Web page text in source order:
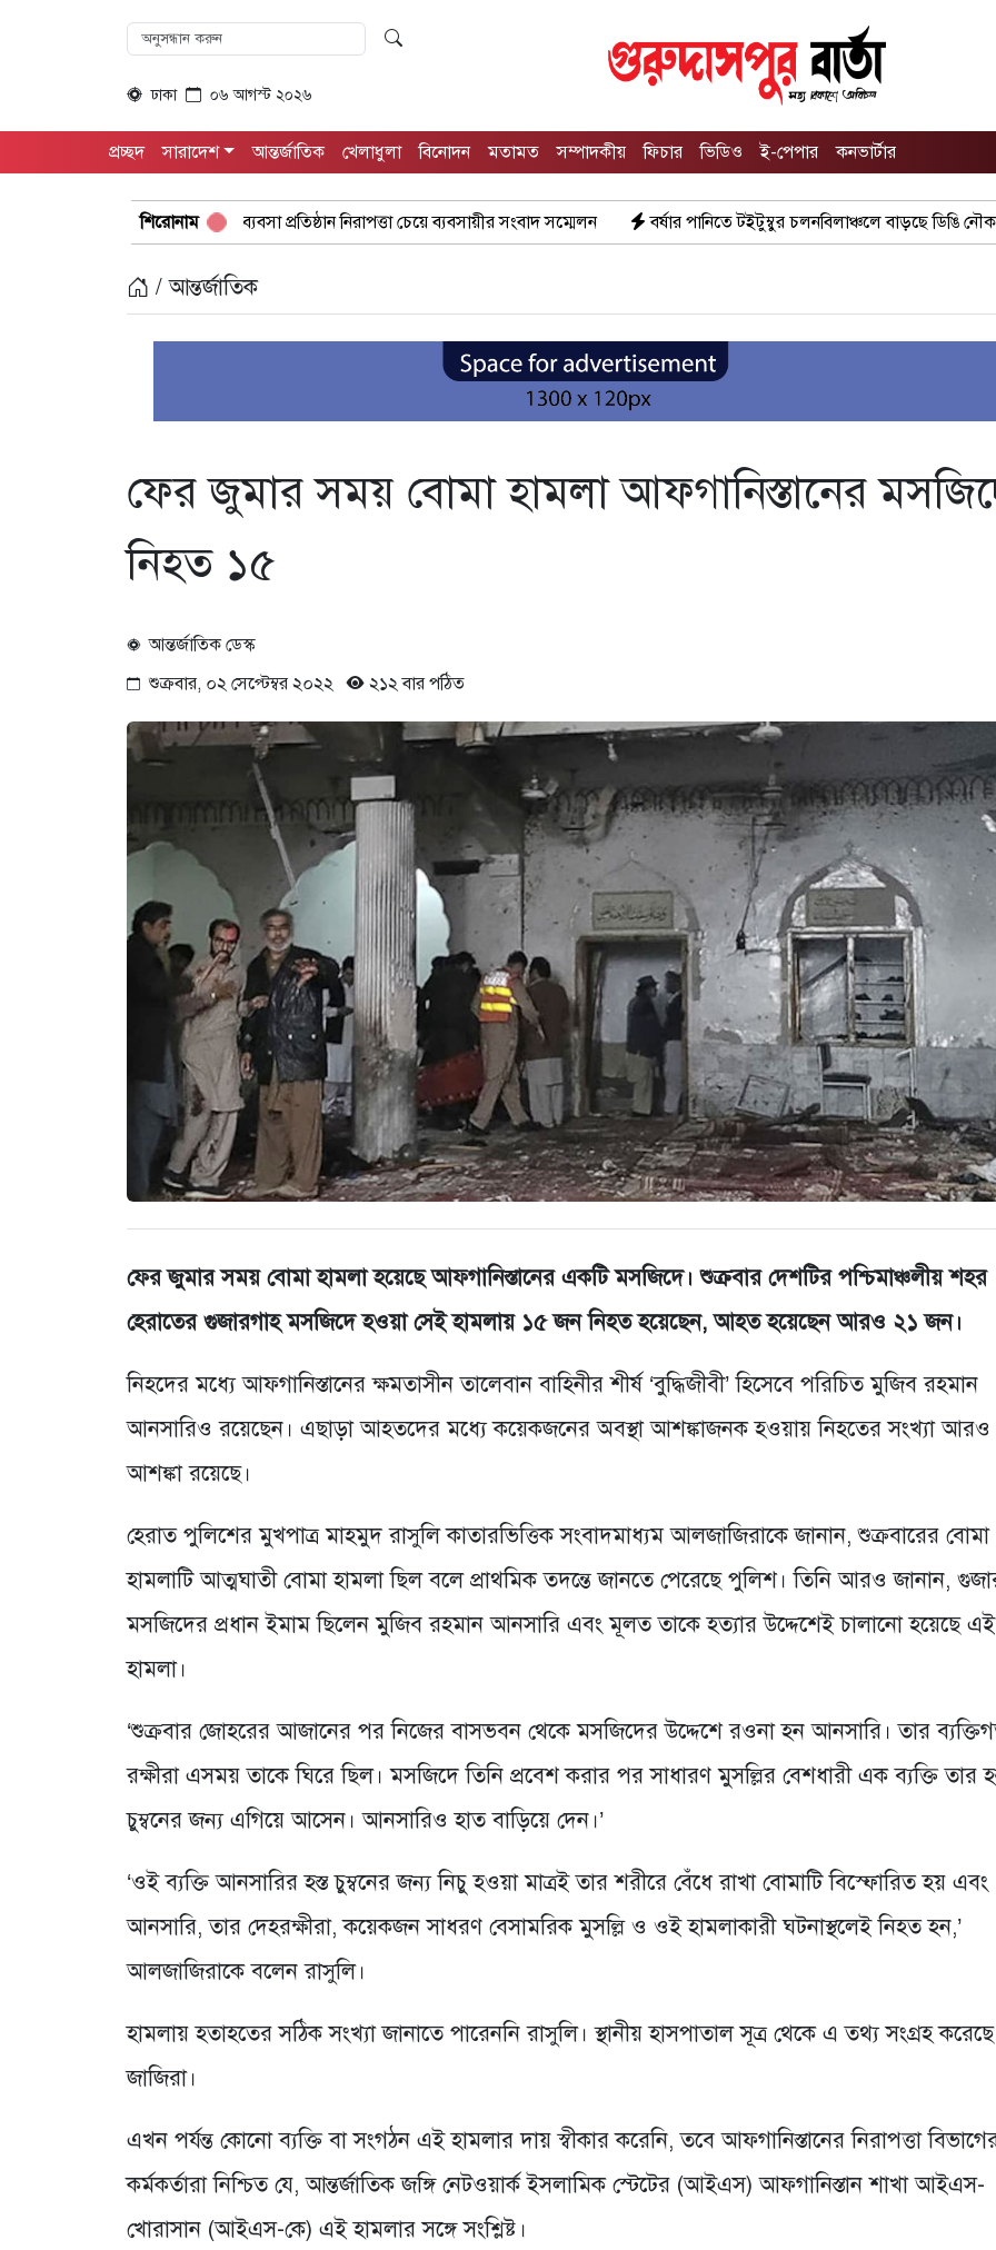
ঢাকা ০৬ আগস্ট ২০২৬
প্রচ্ছদ সারাদেশ আন্তর্জাতিক খেলাধুলা বিনোদন মতামত সম্পাদকীয় ফিচার ভিডিও ই-পেপার কনভার্টার
শিরোনাম
অনিরাপদ ব্যবসা প্রতিষ্ঠান নিরাপত্তা চেয়ে ব্যবসায়ীর সংবাদ সম্মেলন বর্ষার পানিতে টইটুম্বুর চলনবিলাঞ্চলে বাড়ছে ডিঙি নৌকার চাহিদা
/ আন্তর্জাতিক
ফের জুমার সময় বোমা হামলা আফগানিস্তানের
নিহত ১৫
আন্তর্জাতিক ডেস্ক
শুক্রবার, ০২ সেপ্টেম্বর ২০২২
২১২ বার পঠিত
ফের জুমার সময় বোমা হামলা হয়েছে আফগানিস্তানের একটি মসজিদে। শুক্রবার দেশটির পশ্চিমাঞ্চলীয় শহর
হেরাতের গুজারগাহ মসজিদে হওয়া সেই হামলায় ১৫ জন নিহত হয়েছেন, আহত হয়েছেন আরও ২১ জন।
নিহদের মধ্যে আফগানিস্তানের ক্ষমতাসীন তালেবান বাহিনীর শীর্ষ ‘বুদ্ধিজীবী’ হিসেবে পরিচিত মুজিব রহমান
আনসারিও রয়েছেন। এছাড়া আহতদের মধ্যে কয়েকজনের অবস্থা আশঙ্কাজনক হওয়ায় নিহতের সংখ্যা আরও
আশঙ্কা রয়েছে।
হেরাত পুলিশের মুখপাত্র মাহমুদ রাসুলি কাতারভিত্তিক সংবাদমাধ্যম আলজাজিরাকে জানান, শুক্রবারের বোমা
হামলাটি আত্মঘাতী বোমা হামলা ছিল বলে প্রাথমিক তদন্তে জানতে পেরেছে পুলিশ। তিনি আরও জানান,
মসজিদের প্রধান ইমাম ছিলেন মুজিব রহমান আনসারি এবং মূলত তাকে হত্যার উদ্দেশেই চালানো হয়েছে এই
হামলা।
‘শুক্রবার জোহরের আজানের পর নিজের বাসভবন থেকে মসজিদের উদ্দেশে রওনা হন আনসারি। তার
রক্ষীরা এসময় তাকে ঘিরে ছিল। মসজিদে তিনি প্রবেশ করার পর সাধারণ মুসল্লির বেশধারী এক ব্যক্তি তার
চুম্বনের জন্য এগিয়ে আসেন। আনসারিও হাত বাড়িয়ে দেন।’
‘ওই ব্যক্তি আনসারির হস্ত চুম্বনের জন্য নিচু হওয়া মাত্রই তার শরীরে বেঁধে রাখা বোমাটি বিস্ফোরিত হয় এবং
আনসারি, তার দেহরক্ষীরা, কয়েকজন সাধরণ বেসামরিক মুসল্লি ও ওই হামলাকারী ঘটনাস্থলেই নিহত হন,’
আলজাজিরাকে বলেন রাসুলি।
হামলায় হতাহতের সঠিক সংখ্যা জানাতে পারেননি রাসুলি। স্থানীয় হাসপাতাল সূত্র থেকে এ তথ্য সংগ্রহ
জাজিরা।
এখন পর্যন্ত কোনো ব্যক্তি বা সংগঠন এই হামলার দায় স্বীকার করেনি, তবে আফগানিস্তানের নিরাপত্তা
কর্মকর্তারা নিশ্চিত যে, আন্তর্জাতিক জঙ্গি নেটওয়ার্ক ইসলামিক স্টেটের (আইএস) আফগানিস্তান শাখা আইএস-
খোরাসান (আইএস-কে) এই হামলার সঙ্গে সংশ্লিষ্ট।